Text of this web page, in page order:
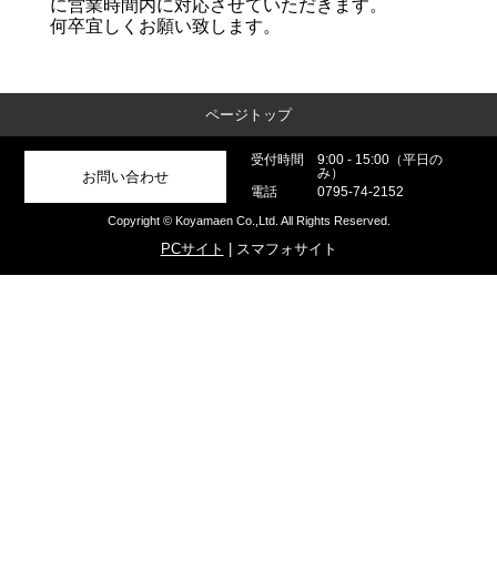
に営業時間内に対応させていただきます。
何卒宜しくお願い致します。
ページトップ
お問い合わせ
受付時間
9:00 - 15:00（平日の
み）
電話
0795-74-2152
Copyright © Koyamaen Co.,Ltd. All Rights Reserved.
PCサイト | スマフォサイト